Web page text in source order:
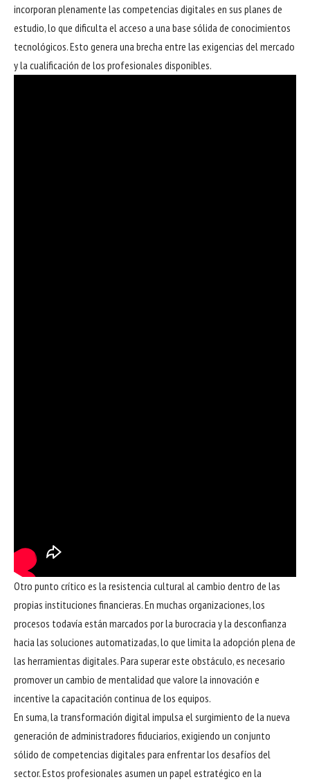
incorporan plenamente las competencias digitales en sus planes de
estudio, lo que dificulta el acceso a una base sólida de conocimientos
tecnológicos. Esto genera una brecha entre las exigencias del mercado
y la cualificación de los profesionales disponibles.
Otro punto crítico es la resistencia cultural al cambio dentro de las
propias instituciones financieras. En muchas organizaciones, los
procesos todavía están marcados por la burocracia y la desconfianza
hacia las soluciones automatizadas, lo que limita la adopción plena de
las herramientas digitales. Para superar este obstáculo, es necesario
promover un cambio de mentalidad que valore la innovación e
incentive la capacitación continua de los equipos.
En suma, la transformación digital impulsa el surgimiento de la nueva
generación de administradores fiduciarios, exigiendo un conjunto
sólido de competencias digitales para enfrentar los desafíos del
sector. Estos profesionales asumen un papel estratégico en la